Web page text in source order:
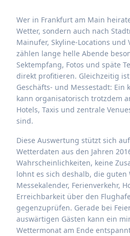
Wer in Frankfurt am Main
Wetter, sondern auch nach
Mainufer, Skyline-Locations
zählen lange helle Abende
Sektempfang, Fotos und späte
direkt profitieren. Gleichzeitig
Geschäfts- und Messestadt:
kann organisatorisch trotzdem
Hotels, Taxis und zentrale
sind.
Diese Auswertung stützt sich
Wetterdaten aus den Jahren
Wahrscheinlichkeiten, keine
lohnt es sich deshalb, die
Messekalender, Ferienverkehr,
Erreichbarkeit über den
gegenzuprüfen. Gerade bei
auswärtigen Gästen kann ein
Wettermonat am Ende